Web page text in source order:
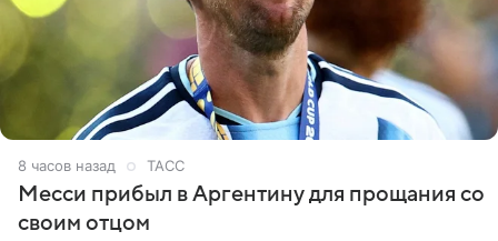
8 часов назад ТАСС
Месси прибыл в Аргентину для прощания со
своим отцом